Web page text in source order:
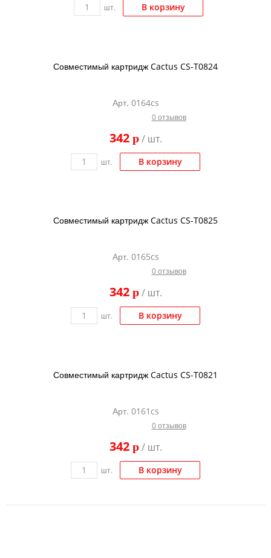
шт. В корзину
Совместимый картридж Cactus CS-T0824
Арт. 0164cs
0 отзывов
342 p/ шт.
шт. В корзину
Совместимый картридж Cactus CS-T0825
Арт. 0165cs
0 отзывов
342 p/ шт.
шт. В корзину
Совместимый картридж Cactus CS-T0821
Арт. 0161cs
0 отзывов
342 p/ шт.
шт. В корзину